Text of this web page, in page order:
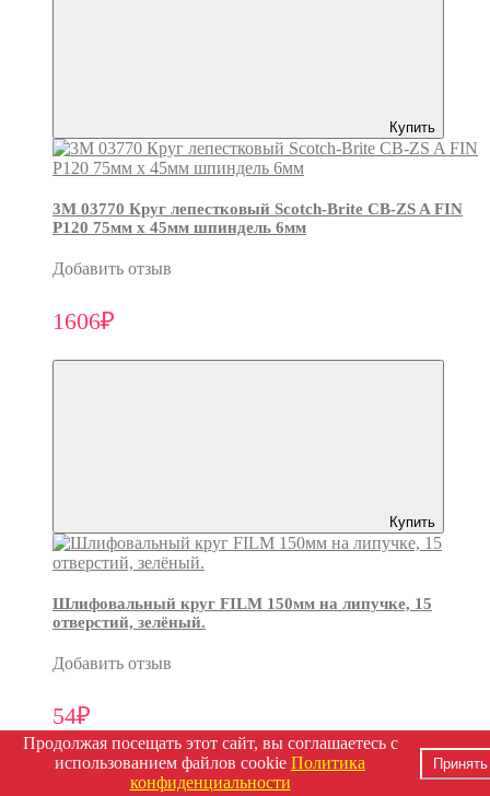
Купить
3М 03770 Круг лепестковый Scotch-Brite CB-ZS A FIN
P120 75мм х 45мм шпиндель 6мм
Добавить отзыв
1606₽
Купить
Шлифовальный круг FILM 150мм на липучке, 15
отверстий, зелёный.
Добавить отзыв
54₽
Продолжая посещать этот сайт, вы соглашаетесь с
использованием файлов cookie Политика
конфиденциальности
Принять